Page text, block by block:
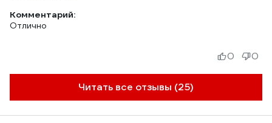
Комментарий:
Отлично
Читать все отзывы (25)
0 0